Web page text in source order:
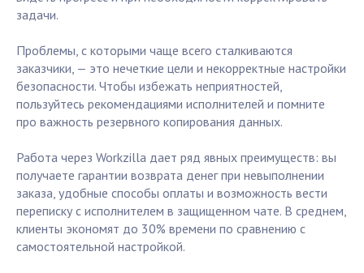
задачи.
Проблемы, с которыми чаще всего сталкиваются
заказчики, — это нечеткие цели и некорректные настройки
безопасности. Чтобы избежать неприятностей,
пользуйтесь рекомендациями исполнителей и помните
про важность резервного копирования данных.
Работа через Workzilla дает ряд явных преимуществ: вы
получаете гарантии возврата денег при невыполнении
заказа, удобные способы оплаты и возможность вести
переписку с исполнителем в защищенном чате. В среднем,
клиенты экономят до 30% времени по сравнению с
самостоятельной настройкой.